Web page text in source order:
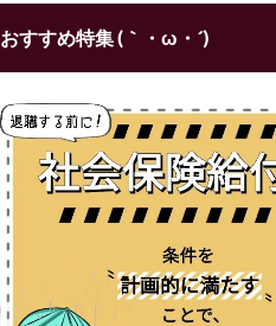
おすすめ特集 (｀・ω・´)ゞ